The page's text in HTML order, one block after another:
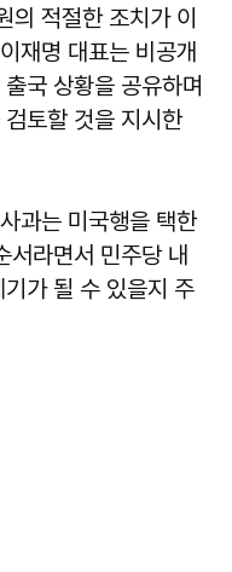
의 적절한 조치가 이
재명 대표는 비공개
국 상황을 공유하며
토할 것을 지시한
과는 미국행을 택한
서라면서 민주당 내
가 될 수 있을지 주